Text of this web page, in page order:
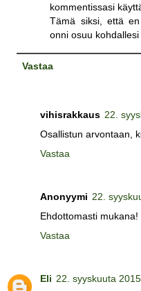
kommentissasi
Tämä siksi, että
onni osuu kohdallesi
Vastaa
vihisrakkaus 22.
Osallistun arvontaan,
Vastaa
Anonyymi 22.
Ehdottomasti
Vastaa
Eli 22. syyskuuta